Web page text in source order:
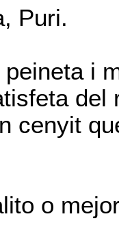
Puri.
i
cenyit
o